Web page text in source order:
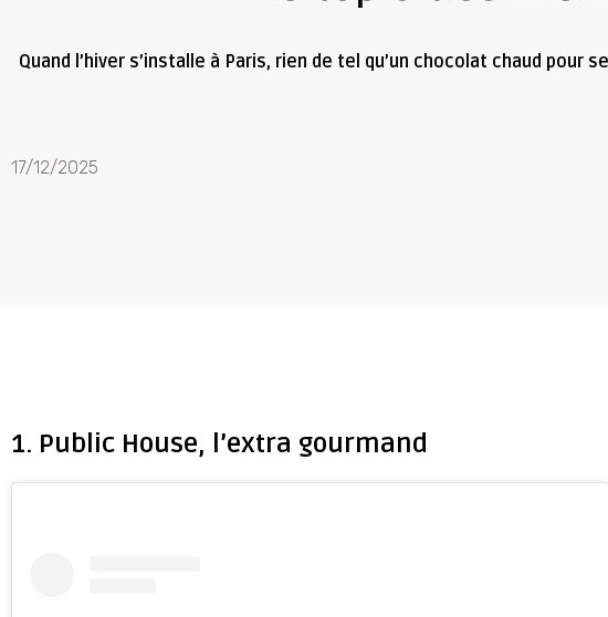
Quand l’hiver s’installe à Paris, rien de tel qu’un chocolat chaud
17/12/2025
1. Public House, l’extra gourmand